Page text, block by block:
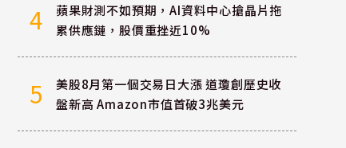
4
蘋果財測不如預期，AI資料中心搶晶片拖
累供應鏈，股價重挫近10%
5
美股8月第一個交易日大漲 道瓊創歷史收
盤新高 Amazon市值首破3兆美元